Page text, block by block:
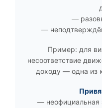
—
—
Пример: для
несоответствие
доходу — одна из
— неофициальная